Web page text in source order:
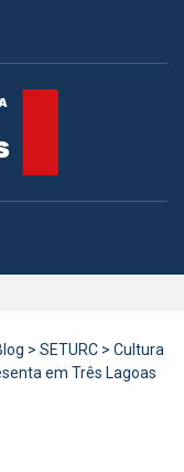
> SETURC > Cultura
em Três Lagoas